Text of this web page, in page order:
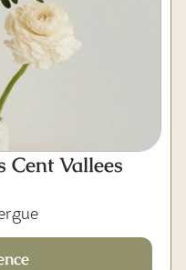
Cent Vallees